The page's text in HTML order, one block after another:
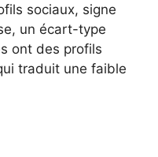
sociaux, signe
un écart-type
ont des profils
traduit une faible